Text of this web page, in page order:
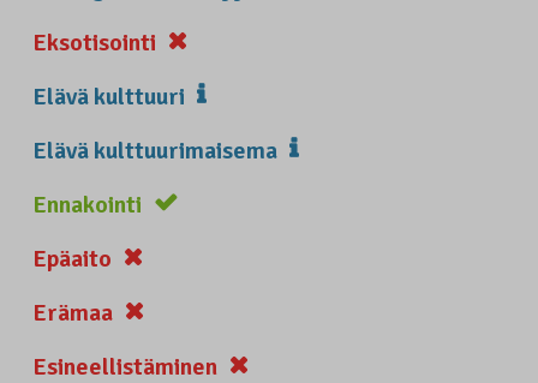
Eksotisointi
Elävä kulttuuri
Elävä kulttuurimaisema
Ennakointi
Epäaito
Erämaa
Esineellistäminen